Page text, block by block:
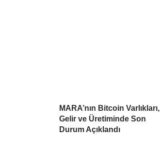
MARA’nın Bitcoin Varlıkları,
Gelir ve Üretiminde Son
Durum Açıklandı